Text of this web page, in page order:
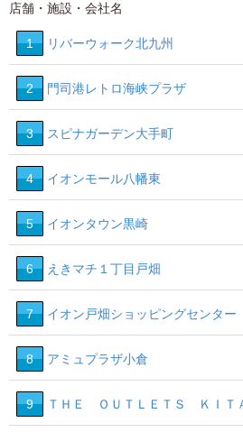
10
11
16
店舗・施設・会社名
1 リバーウォーク北九州
2 門司港レトロ海峡プラザ
3 スピナガーデン大手町
4 イオンモール八幡東
5 イオンタウン黒崎
6 えきマチ１丁目戸畑
7 イオン戸畑ショッピングセンター
8 アミュプラザ小倉
9 ＴＨＥ ＯＵＴＬＥＴＳ ＫＩＴ